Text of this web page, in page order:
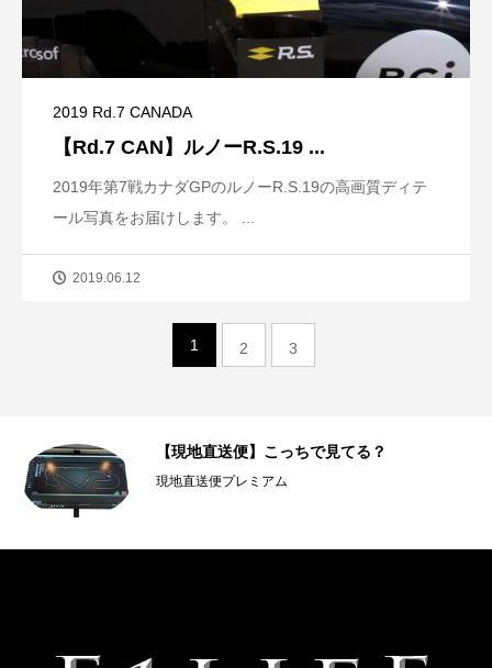
2019 Rd.7 CANADA
【Rd.7 CAN】ルノーR.S.19 ...
2019年第7戦カナダGPのルノーR.S.19の高画質ディテ
ール写真をお届けします。 ...
2019.06.12
1 2 3
【現地直送便】こっちで見てる？
現地直送便プレミアム